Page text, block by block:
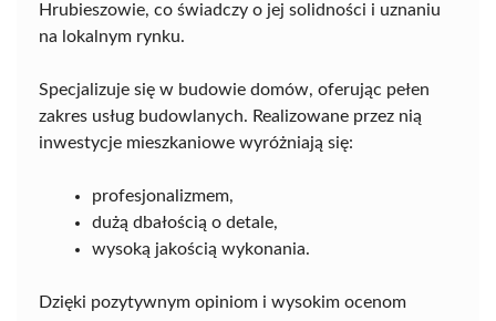
Hrubieszowie, co świadczy o jej solidności i uznaniu
na lokalnym rynku.
Specjalizuje się w budowie domów, oferując pełen
zakres usług budowlanych. Realizowane przez nią
inwestycje mieszkaniowe wyróżniają się:
profesjonalizmem,
dużą dbałością o detale,
wysoką jakością wykonania.
Dzięki pozytywnym opiniom i wysokim ocenom